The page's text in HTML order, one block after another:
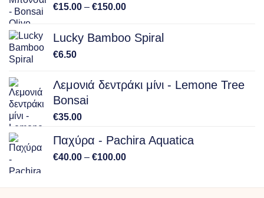
€15.00 – €150.00Price
€15.00
through
Lucky Bamboo Spiral
€6.50
Λεμονιά δεντράκι μίνι - Lemone Tree
Bonsai
€35.00
Παχύρα - Pachira Aquatica
€40.00 – €100.00Price